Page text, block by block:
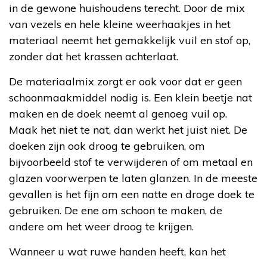
in de gewone huishoudens terecht. Door de mix
van vezels en hele kleine weerhaakjes in het
materiaal neemt het gemakkelijk vuil en stof op,
zonder dat het krassen achterlaat.
De materiaalmix zorgt er ook voor dat er geen
schoonmaakmiddel nodig is. Een klein beetje nat
maken en de doek neemt al genoeg vuil op.
Maak het niet te nat, dan werkt het juist niet. De
doeken zijn ook droog te gebruiken, om
bijvoorbeeld stof te verwijderen of om metaal en
glazen voorwerpen te laten glanzen. In de meeste
gevallen is het fijn om een natte en droge doek te
gebruiken. De ene om schoon te maken, de
andere om het weer droog te krijgen.
Wanneer u wat ruwe handen heeft, kan het